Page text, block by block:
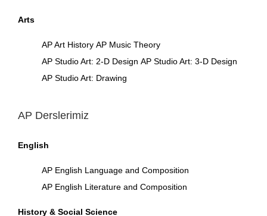
Arts
AP Art History AP Music Theory
AP Studio Art: 2-D Design AP Studio Art: 3-D Design
AP Studio Art: Drawing
AP Derslerimiz
English
AP English Language and Composition
AP English Literature and Composition
History & Social Science